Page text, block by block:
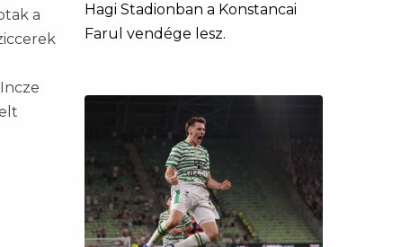
a
Hagi Stadionban a Konstancai
Farul vendége lesz.